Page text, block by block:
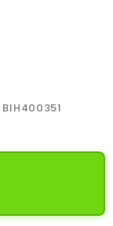
BIH400351